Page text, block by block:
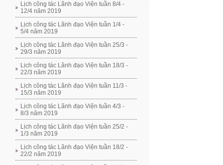
Lịch công tác Lãnh đạo Viện tuần 8/4 -
12/4 năm 2019
Lịch công tác Lãnh đạo Viện tuần 1/4 -
5/4 năm 2019
Lịch công tác Lãnh đạo Viện tuần 25/3 -
29/3 năm 2019
Lịch công tác Lãnh đạo Viện tuần 18/3 -
22/3 năm 2019
Lịch công tác Lãnh đạo Viện tuần 11/3 -
15/3 năm 2019
Lịch công tác Lãnh đạo Viện tuần 4/3 -
8/3 năm 2019
Lịch công tác Lãnh đạo Viện tuần 25/2 -
1/3 năm 2019
Lịch công tác Lãnh đạo Viện tuần 18/2 -
22/2 năm 2019